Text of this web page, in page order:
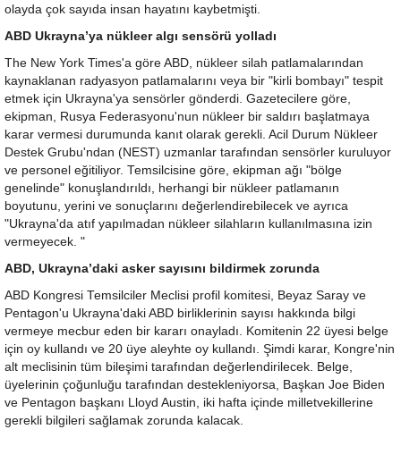
olayda çok sayıda insan hayatını kaybetmişti.
ABD Ukrayna’ya nükleer algı sensörü yolladı
The New York Times'a göre ABD, nükleer silah patlamalarından
kaynaklanan radyasyon patlamalarını veya bir "kirli bombayı" tespit
etmek için Ukrayna'ya sensörler gönderdi. Gazetecilere göre,
ekipman, Rusya Federasyonu'nun nükleer bir saldırı başlatmaya
karar vermesi durumunda kanıt olarak gerekli. Acil Durum Nükleer
Destek Grubu'ndan (NEST) uzmanlar tarafından sensörler kuruluyor
ve personel eğitiliyor. Temsilcisine göre, ekipman ağı "bölge
genelinde" konuşlandırıldı, herhangi bir nükleer patlamanın
boyutunu, yerini ve sonuçlarını değerlendirebilecek ve ayrıca
"Ukrayna'da atıf yapılmadan nükleer silahların kullanılmasına izin
vermeyecek. "
ABD, Ukrayna’daki asker sayısını bildirmek zorunda
ABD Kongresi Temsilciler Meclisi profil komitesi, Beyaz Saray ve
Pentagon'u Ukrayna'daki ABD birliklerinin sayısı hakkında bilgi
vermeye mecbur eden bir kararı onayladı. Komitenin 22 üyesi belge
için oy kullandı ve 20 üye aleyhte oy kullandı. Şimdi karar, Kongre'nin
alt meclisinin tüm bileşimi tarafından değerlendirilecek. Belge,
üyelerinin çoğunluğu tarafından destekleniyorsa, Başkan Joe Biden
ve Pentagon başkanı Lloyd Austin, iki hafta içinde milletvekillerine
gerekli bilgileri sağlamak zorunda kalacak.